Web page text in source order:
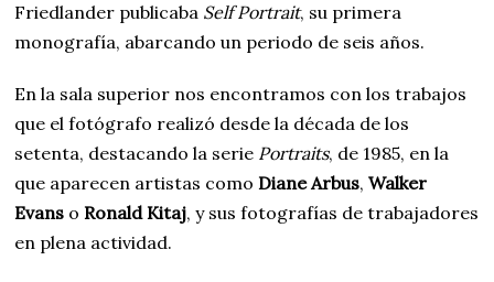
Friedlander publicaba Self Portrait, su primera
monografía, abarcando un periodo de seis años.
En la sala superior nos encontramos con los trabajos
que el fotógrafo realizó desde la década de los
setenta, destacando la serie Portraits, de 1985, en la
que aparecen artistas comoDiane Arbus,Walker
Evans oRonald Kitaj, y sus fotografías de trabajadores
en plena actividad.